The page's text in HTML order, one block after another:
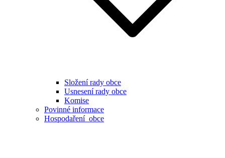
Složení rady obce
Usnesení rady obce
Komise
Povinné informace
Hospodaření obce